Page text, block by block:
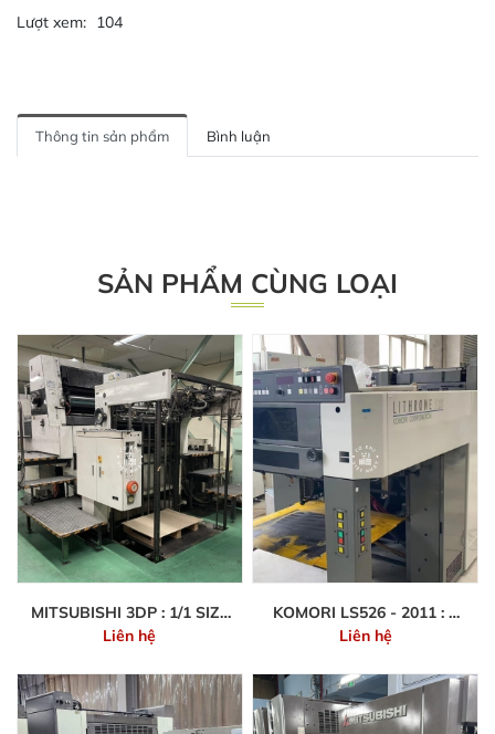
Lượt xem: 104
Thông tin sản phẩm Bình luận
SẢN PHẨM CÙNG LOẠI
MITSUBISHI 3DP : 1/1 SIZE
72X102CM
Liên hệ
KOMORI LS526 - 2011 : 5
MÀU 44 - 66CM
Liên hệ